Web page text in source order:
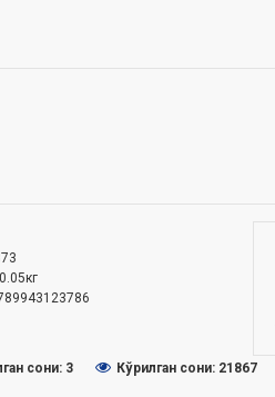
0.05кг
сони: 3
Кўрилган сони: 21867